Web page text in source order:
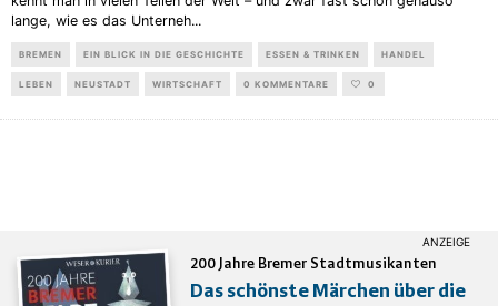
lange, wie es das Unterneh...
BREMEN EIN BLICK IN DIE GESCHICHTE ESSEN & TRINKEN HANDEL
LEBEN NEUSTADT WIRTSCHAFT 0 KOMMENTARE 0
200 Jahre Bremer Stadtmusikanten
Das schönste Märchen über die